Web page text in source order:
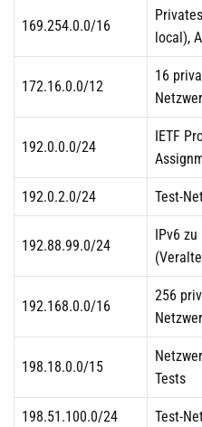
169.254.0.0/16
local),
172.16.0.0/12
16
192.0.0.0/24
IETF
192.0.2.0/24 Test-
192.88.99.0/24
IPv6 zu
192.168.0.0/16
256
198.18.0.0/15
Tests
198.51.100.0/24 Test-